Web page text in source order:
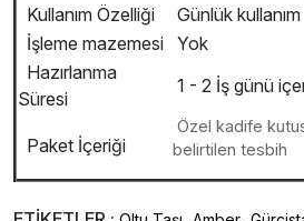
Kullanım Özelliği
Günlük kullanım
İşleme mazemesi Yok
Hazırlanma
Süresi
1 - 2 İş günü
Paket İçeriği
Özel kadife
belirtilen tesbih